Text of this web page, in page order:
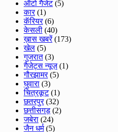
ऑटो गैजेट(5)
कार(1)
कॅरियर(6)
केसली (40)
ख़ास खबरें(173)
खेल (5)
गुजरात(3)
गैजेट्स न्यूज़(1)
गौरझामर(5)
घुवारा (3)
चित्रकूट(1)
छतरपुर(32)
छत्तीसगड़ (2)
जबेरा (24)
जैन धर्म(5)